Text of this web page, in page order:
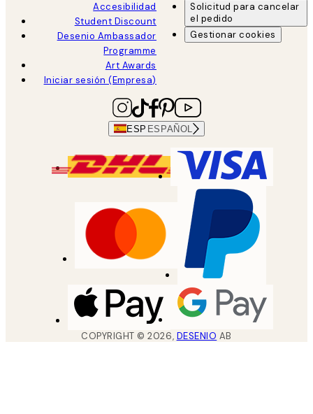
Accesibilidad
Student Discount
Desenio Ambassador
Programme
Art Awards
Iniciar sesión (Empresa)
Solicitud para cancelar
el pedido
Gestionar cookies
ESP ESPAÑOL
COPYRIGHT ©2026, DESENIO AB